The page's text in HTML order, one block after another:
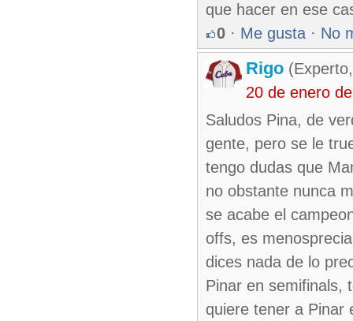
que hacer en ese
0 · Me gusta · No
Rigo
20 de enero
Saludos Pina, de
gente, pero se le
tengo dudas que
no obstante nunca
se acabe el
offs, es
dices nada de lo
Pinar en semifinals,
quiere tener a Pinar